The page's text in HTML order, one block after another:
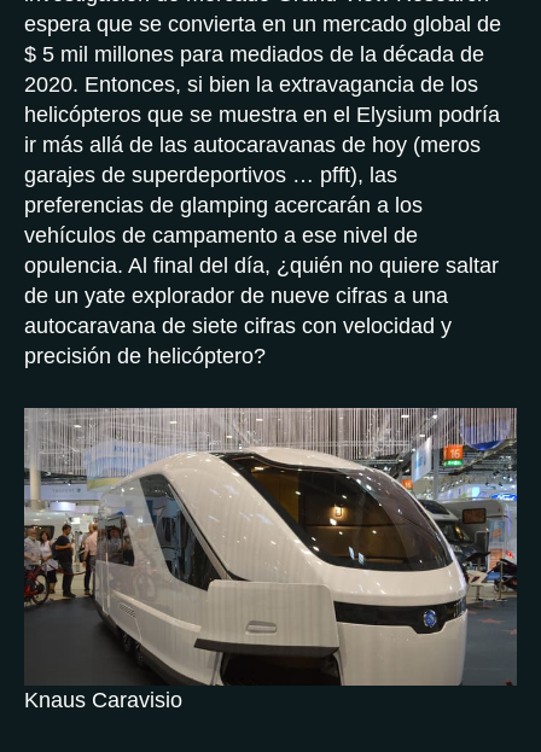
espera que se convierta en un mercado global de
$ 5 mil millones para mediados de la década de
2020. Entonces, si bien la extravagancia de los
helicópteros que se muestra en el Elysium podría
ir más allá de las autocaravanas de hoy (meros
garajes de superdeportivos … pfft), las
preferencias de glamping acercarán a los
vehículos de campamento a ese nivel de
opulencia. Al final del día, ¿quién no quiere saltar
de un yate explorador de nueve cifras a una
autocaravana de siete cifras con velocidad y
precisión de helicóptero?
Knaus Caravisio